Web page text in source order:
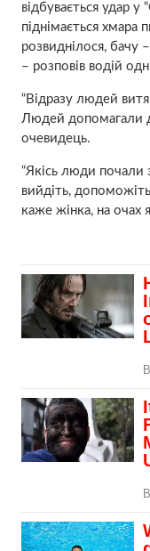
відбувається удар у
піднімається хмара
розвиднілося, бачу
– розповів водій
“Відразу людей
Людей допомагали
очевидець.
“Якісь люди почали
вийдіть,
каже жінка, на очах